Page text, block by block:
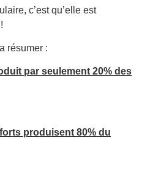
c’est qu’elle est
résumer :
par seulement 20% des
produisent 80% du